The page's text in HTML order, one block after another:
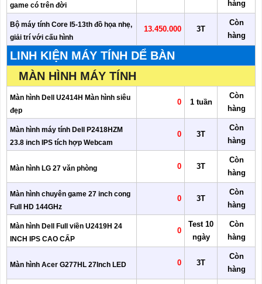
game có trên đời hàng
Bộ máy tính Core I5-13th đồ họa nhẹ,
giải trí với cấu hình
13.450.000 3T
Còn
hàng
LINH KIỆN MÁY TÍNH DỂ BÀN
MÀN HÌNH MÁY TÍNH
Màn hình Dell U2414H Màn hình siêu
đẹp
0 1 tuần
Còn
hàng
Màn hình máy tính Dell P2418HZM
23.8 inch IPS tích hợp Webcam
0 3T
Còn
hàng
Màn hình LG 27 văn phòng 0 3T
Còn
hàng
Màn hình chuyên game 27 inch cong
Full HD 144GHz
0 3T
Còn
hàng
Màn hình Dell Full viền U2419H 24
INCH IPS CAO CẤP
0
Test 10
ngày
Còn
hàng
Màn hình Acer G277HL 27Inch LED 0 3T
Còn
hàng